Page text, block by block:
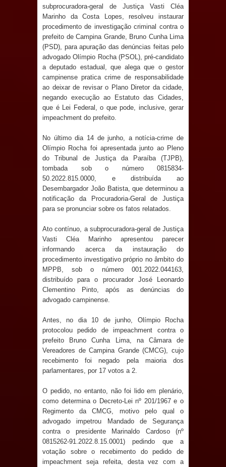
Anjos
O verdadeiro oxigênio do Estado
Democrático de Direito – Bacharela
aborda de maneira inédita no mundo
jurídico brasileiro, temas polêmicos;
Confira!
campanha Julho Neon com ações de
Caldas Brandão: gestão municipal
e aquece economia para Festa de
Santana
Saúde Bucal: Mais de 470 próteses
dentárias já foram entregues pela
Prefeitura de Sapé em 2026
Caldas Brandão: Tradicional Festa de
Santana 2026 será neste sábado (25)
Nota de pesar: Câmara de Marí
lamenta a morte da ex-vereadora
Neta do Sindicato
subprocuradora-geral de Justiça Vasti Cléa
Marinho da Costa Lopes, resolveu instaurar
procedimento de investigação criminal contra o
prefeito de Campina Grande, Bruno Cunha Lima
(PSD), para apuração das denúncias feitas pelo
advogado Olímpio Rocha (PSOL), pré-candidato
a deputado estadual, que alega que o gestor
campinense pratica crime de responsabilidade
ao deixar de revisar o Plano Diretor da cidade,
negando execução ao Estatuto das Cidades,
que é Lei Federal, o que pode, inclusive, gerar
impeachment do prefeito.
No último dia 14 de junho, a notícia-crime de
Olímpio Rocha foi apresentada junto ao Pleno
do Tribunal de Justiça da Paraíba (TJPB),
tombada sob o número 0815834-
50.2022.815.0000, e distribuída ao
Desembargador João Batista, que determinou a
notificação da Procuradoria-Geral de Justiça
para se pronunciar sobre os fatos relatados.
Ato contínuo, a subprocuradora-geral de Justiça
Vasti Cléa Marinho apresentou parecer
informando acerca da instauração do
procedimento investigativo próprio no âmbito do
MPPB, sob o número 001.2022.044163,
distribuído para o procurador José Leonardo
Clementino Pinto, após as denúncias do
advogado campinense.
Antes, no dia 10 de junho, Olímpio Rocha
protocolou pedido de impeachment contra o
prefeito Bruno Cunha Lima, na Câmara de
Vereadores de Campina Grande (CMCG), cujo
recebimento foi negado pela maioria dos
parlamentares, por 17 votos a 2.
O pedido, no entanto, não foi lido em plenário,
como determina o Decreto-Lei nº 201/1967 e o
Regimento da CMCG, motivo pelo qual o
advogado impetrou Mandado de Segurança
contra o presidente Marinaldo Cardoso (nº
0815262-91.2022.8.15.0001) pedindo que a
votação sobre o recebimento do pedido de
impeachment seja refeita, desta vez com a